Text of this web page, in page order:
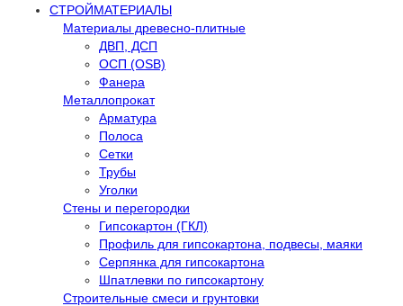
СТРОЙМАТЕРИАЛЫ
Материалы древесно-плитные
ДВП, ДСП
ОСП (OSB)
Фанера
Металлопрокат
Арматура
Полоса
Сетки
Трубы
Уголки
Стены и перегородки
Гипсокартон (ГКЛ)
Профиль для гипсокартона, подвесы, маяки
Серпянка для гипсокартона
Шпатлевки по гипсокартону
Строительные смеси и грунтовки